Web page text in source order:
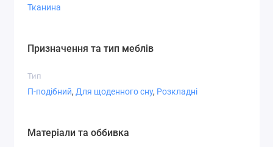
Тканина
Призначення та тип меблів
Тип
П-подібний, Для щоденного сну, Розкладні
Матеріали та оббивка